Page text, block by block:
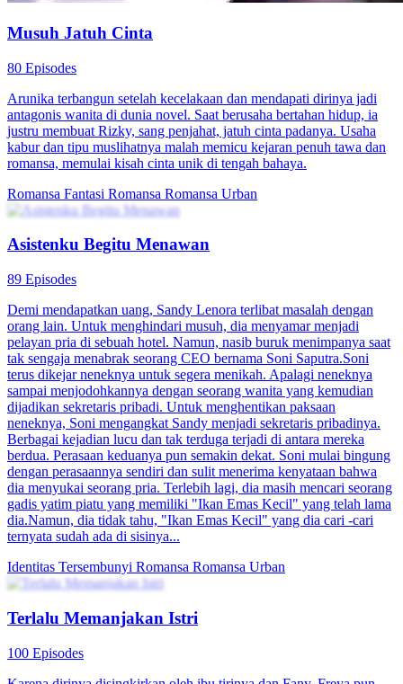
Kekasih dan Sihir
80 Episodes
Siska, pegawai kantoran biasa, berubah menjadi kucing setiap
malam. Untuk kembali normal, ia harus mendapat ciuman dari
atasannya. Di tengah kesibukan dan rahasianya, Siska terjebak
dalam kisah cinta manis penuh tawa dan kejutan.
Romansa FantasiRomansaRomansa Urban